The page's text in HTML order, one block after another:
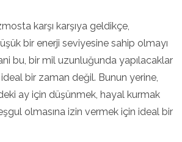
karşı karşıya geldikçe,
bir enerji seviyesine sahip olmayı
bu, bir mil uzunluğunda yapılacaklar
bir zaman değil. Bunun yerine,
ay için düşünmek, hayal kurmak
olmasına izin vermek için ideal bir